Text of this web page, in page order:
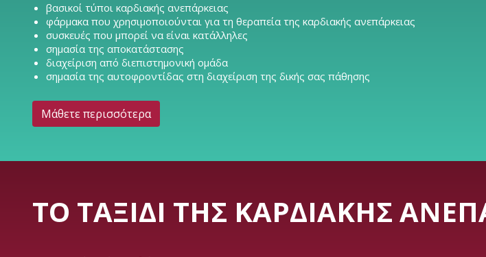
βασικοί τύποι καρδιακής ανεπάρκειας
φάρμακα που χρησιμοποιούνται για τη θεραπεία της καρδιακής ανεπάρκειας
συσκευές που μπορεί να είναι κατάλληλες
σημασία της αποκατάστασης
διαχείριση από διεπιστημονική ομάδα
σημασία της αυτοφροντίδας στη διαχείριση της δικής σας πάθησης
Μάθετε περισσότερα
ΤΟ ΤΑΞΊΔΙ ΤΗΣ ΚΑΡΔΙΑΚΉΣ